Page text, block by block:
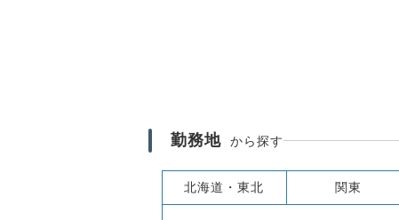
勤務地 から探す
北海道・東北 関東